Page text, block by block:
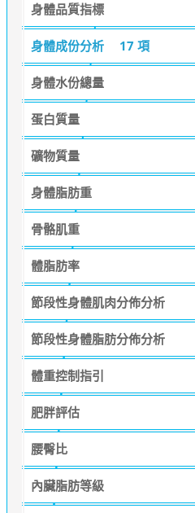
身體品質指標
身體成份分析 17 項
身體水份總量
蛋白質量
礦物質量
身體脂肪重
骨骼肌重
體脂肪率
節段性身體肌肉分佈分析
節段性身體脂肪分佈分析
體重控制指引
肥胖評估
腰臀比
內臟脂肪等級